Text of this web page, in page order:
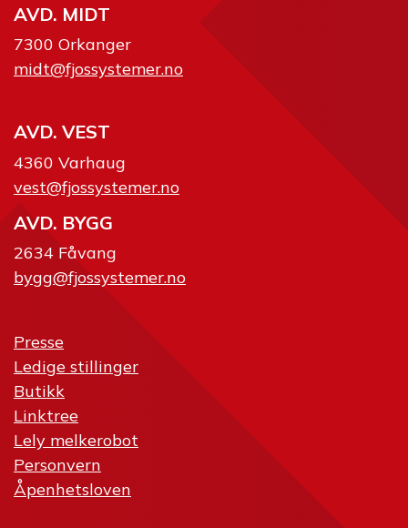
AVD. MIDT
7300 Orkanger
midt@fjossystemer.no
AVD. VEST
4360 Varhaug
vest@fjossystemer.no
AVD. BYGG
2634 Fåvang
bygg@fjossystemer.no
Presse
Ledige stillinger
Butikk
Linktree
Lely melkerobot
Personvern
Åpenhetsloven